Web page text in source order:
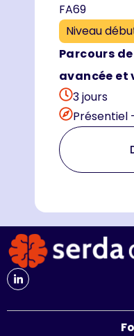
FA69
Niveau
Parcours
avancée et
3 jours
Présentiel